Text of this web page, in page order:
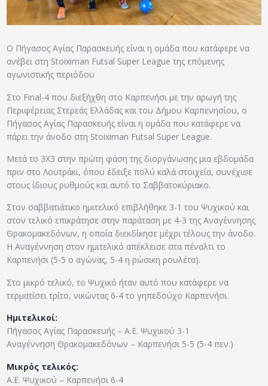
Ο Πήγασος Αγίας Παρασκευής είναι η ομάδα που κατάφερε να
ανέβει στη Stoiximan Futsal Super League της επόμενης
αγωνιστικής περιόδου
Στο Final-4 που διεξήχθη στο Καρπενήσι με την αρωγή της
Περιφέρειας Στερεάς Ελλάδας και του Δήμου Καρπενησίου, ο
Πήγασος Αγίας Παρασκευής είναι η ομάδα που κατάφερε να
πάρει την άνοδο στη Stoiximan Futsal Super League.
Μετά το 3Χ3 στην πρώτη φάση της διοργάνωσης μια εβδομάδα
πριν στο Λουτράκι, όπου έδειξε πολύ καλά στοιχεία, συνέχισε
στους ίδιους ρυθμούς και αυτό το Σαββατοκύριακο.
Στον σαββατιάτικο ημιτελικό επιβλήθηκε 3-1 του Ψυχικού και
στον τελικό επικράτησε στην παράταση με 4-3 της Αναγέννησης
Θρακομακεδόνων, η οποία διεκδίκησε μέχρι τέλους την άνοδο.
Η Αναγέννηση στον ημιτελικό απέκλεισε στα πέναλτι το
Καρπενήσι (5-5 ο αγώνας, 5-4 η ρώσικη ρουλέτα).
Στο μικρό τελικό, το Ψυχικό ήταν αυτό που κατάφερε να
τερματίσει τρίτο, νικώντας 6-4 το γηπεδούχο Καρπενήσι.
Ημιτελικοί:
Πήγασος Αγίας Παρασκευής – Α.Ε. Ψυχικού 3-1
Αναγέννηση Θρακομακεδόνων – Καρπενήσι 5-5 (5-4 πεν.)
Μικρός τελικός:
Α.Ε. Ψυχικού – Καρπενήσι 6-4